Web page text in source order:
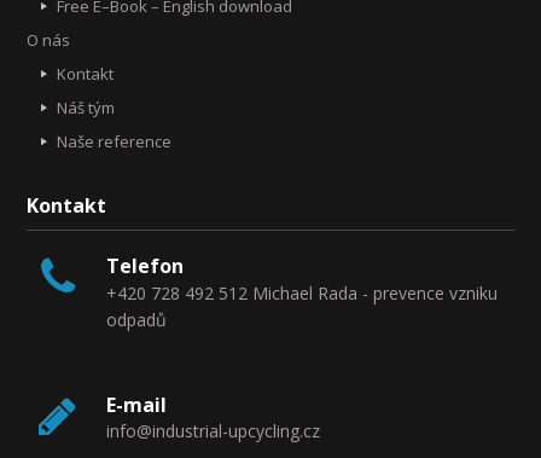
Free E–Book – English download
O nás
Kontakt
Náš tým
Naše reference
Kontakt
Telefon
+420 728 492 512 Michael Rada - prevence vzniku
odpadů
E-mail
info@industrial-upcycling.cz